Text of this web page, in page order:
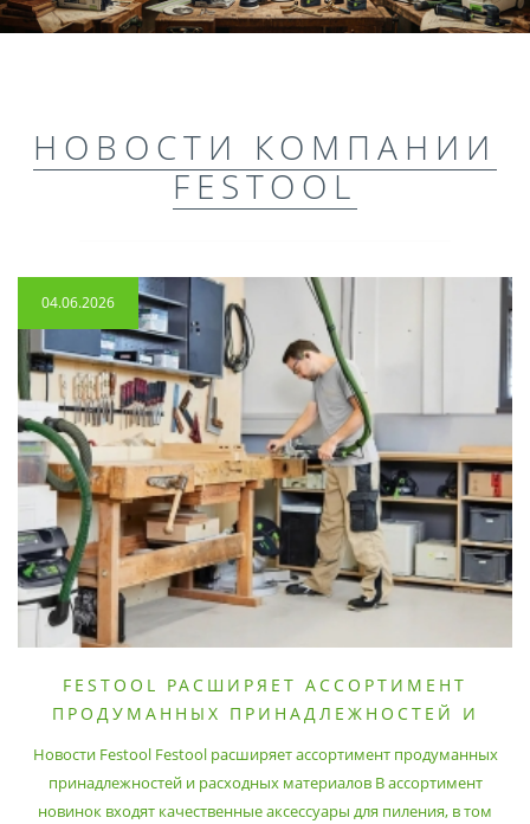
НОВОСТИ КОМПАНИИ
FESTOOL
04.06.2026
FESTOOL РАСШИРЯЕТ АССОРТИМЕНТ
ПРОДУМАННЫХ ПРИНАДЛЕЖНОСТЕЙ И
Новости Festool Festool расширяет ассортимент продуманных
принадлежностей и расходных материалов В ассортимент
новинок входят качественные аксессуары для пиления, в том